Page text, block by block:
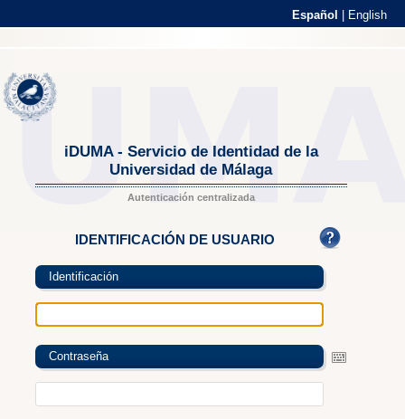
Español English
iDUMA - Servicio de Identidad de la
Universidad de Málaga
Autenticación centralizada
IDENTIFICACIÓN DE USUARIO
Identificación
Contraseña